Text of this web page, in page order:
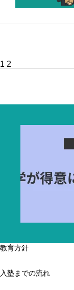
投
稿
ジ
1 2
教育方針
入塾までの流れ